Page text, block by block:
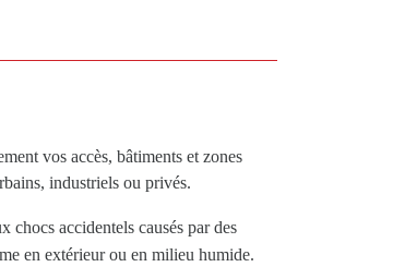
vos accès, bâtiments et zones
industriels ou privés.
chocs accidentels causés par des
en extérieur ou en milieu humide.